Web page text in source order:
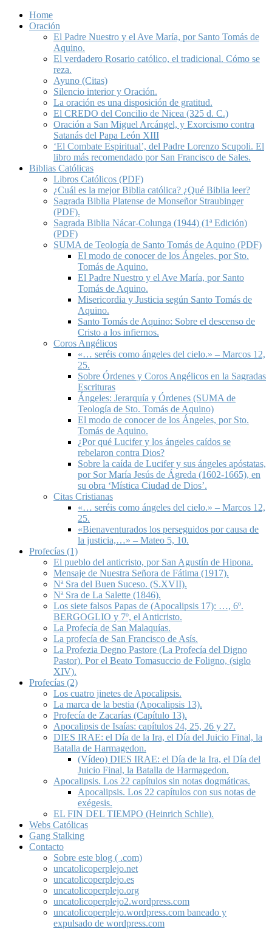
Home
Oración
El Padre Nuestro y el Ave María, por Santo Tomás de
Aquino.
El verdadero Rosario católico, el tradicional. Cómo se
reza.
Ayuno (Citas)
Silencio interior y Oración.
La oración es una disposición de gratitud.
El CREDO del Concilio de Nicea (325 d. C.)
Oración a San Miguel Arcángel, y Exorcismo contra
Satanás del Papa León XIII
‘El Combate Espiritual’, del Padre Lorenzo Scupoli. El
libro más recomendado por San Francisco de Sales.
Biblias Católicas
Libros Católicos (PDF)
¿Cuál es la mejor Biblia católica? ¿Qué Biblia leer?
Sagrada Biblia Platense de Monseñor Straubinger
(PDF).
Sagrada Biblia Nácar-Colunga (1944) (1ª Edición)
(PDF)
SUMA de Teología de Santo Tomás de Aquino (PDF)
El modo de conocer de los Ángeles, por Sto.
Tomás de Aquino.
El Padre Nuestro y el Ave María, por Santo
Tomás de Aquino.
Misericordia y Justicia según Santo Tomás de
Aquino.
Santo Tomás de Aquino: Sobre el descenso de
Cristo a los infiernos.
Coros Angélicos
«… seréis como ángeles del cielo.» – Marcos 12,
25.
Sobre Órdenes y Coros Angélicos en la Sagradas
Escrituras
Ángeles: Jerarquía y Órdenes (SUMA de
Teología de Sto. Tomás de Aquino)
El modo de conocer de los Ángeles, por Sto.
Tomás de Aquino.
¿Por qué Lucifer y los ángeles caídos se
rebelaron contra Dios?
Sobre la caída de Lucifer y sus ángeles apóstatas,
por Sor María Jesús de Ágreda (1602-1665), en
su obra ‘Mística Ciudad de Dios’.
Citas Cristianas
«… seréis como ángeles del cielo.» – Marcos 12,
25.
«Bienaventurados los perseguidos por causa de
la justicia,…» – Mateo 5, 10.
Profecías (1)
El pueblo del anticristo, por San Agustín de Hipona.
Mensaje de Nuestra Señora de Fátima (1917).
Nª Sra del Buen Suceso. (S.XVII).
Nª Sra de La Salette (1846).
Los siete falsos Papas de (Apocalipsis 17): …, 6º.
BERGOGLIO y 7º, el Anticristo.
La Profecía de San Malaquías.
La profecía de San Francisco de Asís.
La Profezia Degno Pastore (La Profecía del Digno
Pastor). Por el Beato Tomasuccio de Foligno, (siglo
XIV).
Profecías (2)
Los cuatro jinetes de Apocalipsis.
La marca de la bestia (Apocalipsis 13).
Profecía de Zacarías (Capítulo 13).
Apocalipsis de Isaías: capítulos 24, 25, 26 y 27.
DIES IRAE: el Día de la Ira, el Día del Juicio Final, la
Batalla de Harmagedon.
(Vídeo) DIES IRAE: el Día de la Ira, el Día del
Juicio Final, la Batalla de Harmagedon.
Apocalipsis. Los 22 capítulos sin notas dogmáticas.
Apocalipsis. Los 22 capítulos con sus notas de
exégesis.
EL FIN DEL TIEMPO (Heinrich Schlie).
Webs Católicas
Gang Stalking
Contacto
Sobre este blog ( .com)
uncatolicoperplejo.net
uncatolicoperplejo.es
uncatolicoperplejo.org
uncatolicoperplejo2.wordpress.com
uncatolicoperplejo.wordpress.com baneado y
expulsado de wordpress.com